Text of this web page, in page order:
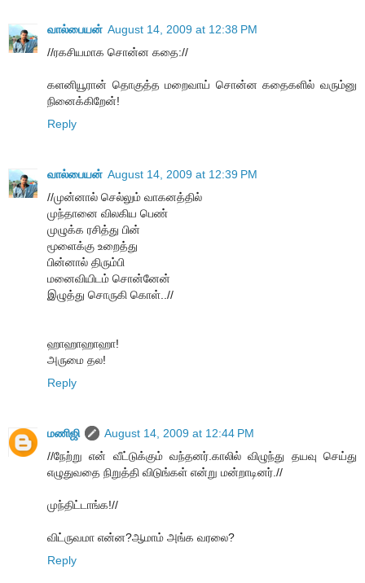
வால்பையன் August 14, 2009 at 12:38 PM
//ரகசியமாக சொன்ன கதை://
களனியூரான் தொகுத்த மறைவாய் சொன்ன கதைகளில் வரும்னு
நினைக்கிறேன்!
Reply
வால்பையன் August 14, 2009 at 12:39 PM
//முன்னால் செல்லும் வாகனத்தில்
முந்தானை விலகிய பெண்
முழுக்க ரசித்து பின்
மூளைக்கு உறைத்து
பின்னால் திரும்பி
மனைவியிடம் சொன்னேன்
இழுத்து சொருகி கொள்..//
ஹாஹாஹாஹா!
அருமை தல!
Reply
மணிஜி
August 14, 2009 at 12:44 PM
//நேற்று என் வீட்டுக்கும் வந்தனர்.காலில் விழுந்து தயவு செய்து
எழுதுவதை நிறுத்தி விடுங்கள் என்று மன்றாடினர்.//
முந்திட்டாங்க!//
விட்ருவமா என்ன?ஆமாம் அங்க வரலை?
Reply